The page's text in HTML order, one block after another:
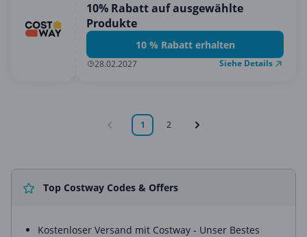
10% Rabatt auf ausgewählte
Produkte
10 % Rabatt erhalten
28.02.2027 Siehe Details
1 2
Top Costway Codes & Offers
Kostenloser Versand mit Costway - Unser Bestes